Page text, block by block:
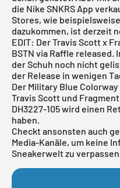
die Nike SNKRS App
Stores, wie
dazukommen, ist derzeit
EDIT: Der Travis Scott x
BSTN via Raffle released.
der Schuh noch nicht
der Release in wenigen
Der Military Blue
Travis Scott und
DH3227-105 wird einen
haben.
Checkt ansonsten auch
Media-Kanäle, um keine
Sneakerwelt zu